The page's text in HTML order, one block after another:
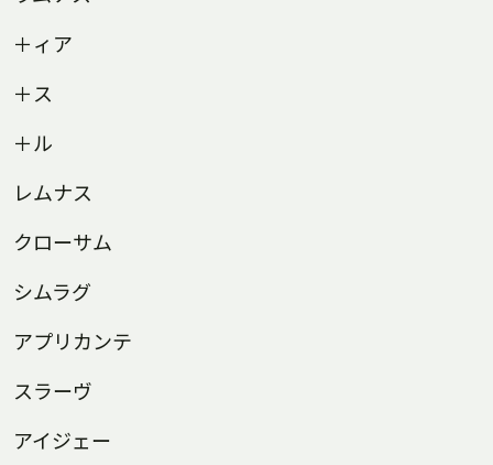
＋ィア
＋ス
＋ル
レムナス
クローサム
シムラグ
アプリカンテ
スラーヴ
アイジェー